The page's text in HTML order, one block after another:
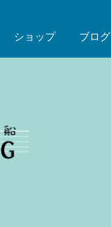
ショップ ブログ